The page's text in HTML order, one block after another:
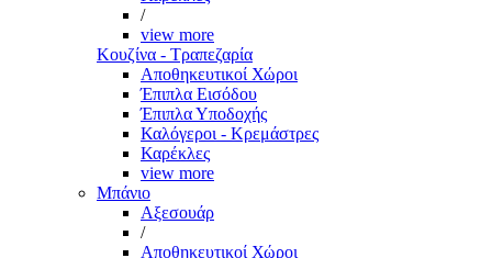
/
view more
Κουζίνα - Τραπεζαρία
Αποθηκευτικοί Χώροι
Έπιπλα Εισόδου
Έπιπλα Υποδοχής
Καλόγεροι - Κρεμάστρες
Καρέκλες
view more
Μπάνιο
Αξεσουάρ
/
Αποθηκευτικοί Χώροι